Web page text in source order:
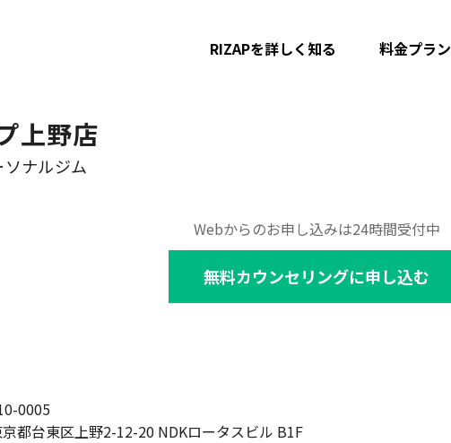
RIZAPを詳しく知る 料金プラン
上野店
ナルジム
Webからのお申し込みは24時間受付中
無料カウンセリングに申し込む
0005
都台東区上野2-12-20 NDKロータスビル B1F